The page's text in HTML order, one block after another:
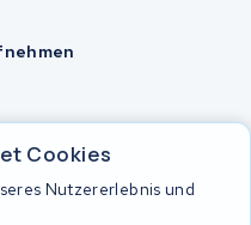
Cookies
Nutzererlebnis und